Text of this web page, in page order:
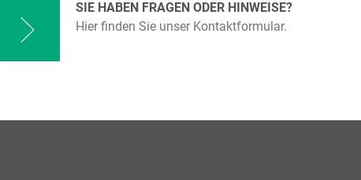
SIE HABEN FRAGEN ODER HINWEISE?
Hier finden Sie unser Kontaktformular.